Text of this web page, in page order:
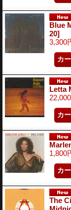
Blue
20]
3,300
Letta
1,800
The